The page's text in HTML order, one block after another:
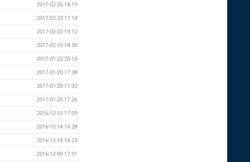
2017-02-26 18:19
2017-02-23 17:14
2017-02-22 19:12
2017-02-19 18:30
2017-01-22 20:10
2017-01-20 17:38
2017-01-20 17:32
2017-01-20 17:26
2016-12-15 17:09
2016-12-14 14:28
2016-12-14 14:23
2016-12-09 17:01